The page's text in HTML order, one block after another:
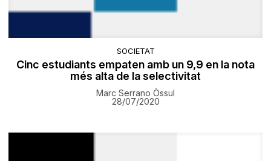
SOCIETAT
Cinc estudiants empaten amb un 9,9 en la nota
més alta de la selectivitat
Marc Serrano Òssul
28/07/2020